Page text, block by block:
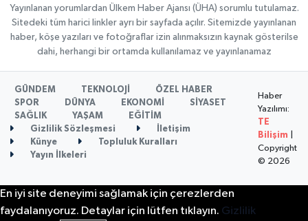
Yayınlanan yorumlardan Ülkem Haber Ajansı (ÜHA) sorumlu tutulamaz.
Sitedeki tüm harici linkler ayrı bir sayfada açılır. Sitemizde yayınlanan
haber, köşe yazıları ve fotoğraflar izin alınmaksızın kaynak gösterilse
dahi, herhangi bir ortamda kullanılamaz ve yayınlanamaz
GÜNDEM TEKNOLOJİ
ÖZEL HABER
SPOR
DÜNYA EKONOMİ
SİYASET
SAĞLIK
YAŞAM
EĞİTİM
Gizlilik Sözleşmesi
İletişim
Künye
Topluluk Kuralları
Yayın İlkeleri
Haber
Yazılımı:
TE
Bilişim
Copyright
© 2026
En iyi site deneyimi sağlamak için çerezlerden
faydalanıyoruz. Detaylar için lütfen tıklayın. Gizlilik